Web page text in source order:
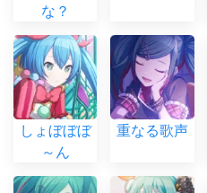
な？
しょぼぼぼ
～ん
重なる歌声